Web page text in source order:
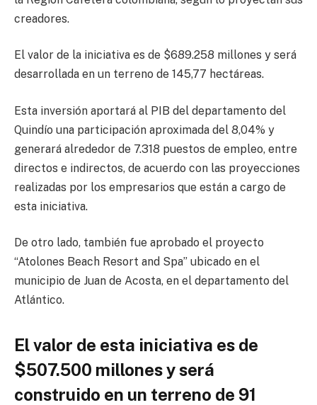
creadores.
El valor de la iniciativa es de $689.258 millones y será
desarrollada en un terreno de 145,77 hectáreas.
Esta inversión aportará al PIB del departamento del
Quindío una participación aproximada del 8,04% y
generará alrededor de 7.318 puestos de empleo, entre
directos e indirectos, de acuerdo con las proyecciones
realizadas por los empresarios que están a cargo de
esta iniciativa.
De otro lado, también fue aprobado el proyecto
“Atolones Beach Resort and Spa” ubicado en el
municipio de Juan de Acosta, en el departamento del
Atlántico.
El valor de esta iniciativa es de
$507.500 millones y será
construido en un terreno de 91